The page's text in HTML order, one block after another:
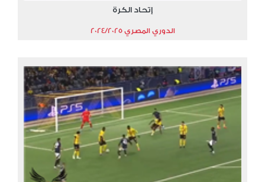
إتحاد الكرة
الدوري المصري 2024/2025